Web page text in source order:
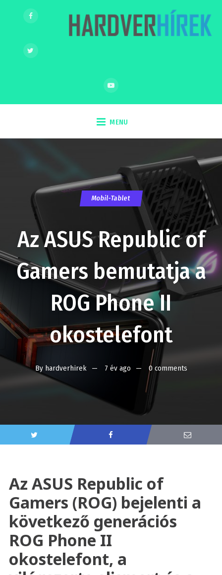
MENU
Mobil-Tablet
Az ASUS Republic of
Gamers bemutatja a
ROG Phone II
okostelefont
By hardverhirek 7 év ago 0 comments
Az ASUS Republic of
Gamers (ROG) bejelenti a
következő generációs
ROG Phone II
okostelefont, a